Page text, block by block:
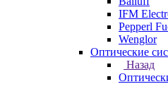
IFM
Pepperl
Wenglor
Оптические
Назад